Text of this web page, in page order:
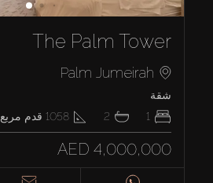
The Palm Tower
Palm Jumeirah
شقة
1
2
1058 قدم مربع
AED 4,000,000